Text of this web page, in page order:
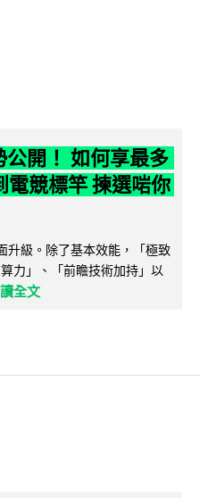
開！ 如何享最多
競標竿 揀選啱你
升級。除了基本效能，「極致
力」、「前瞻技術加持」以
全文